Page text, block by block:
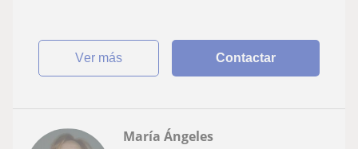
ver más Contactar
María Ángeles